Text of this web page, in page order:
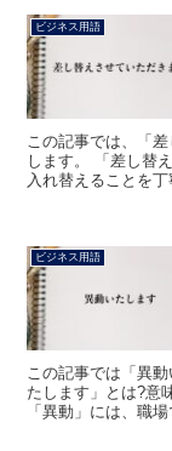
ビジネス用語
この記事では、「
します。 「差し替
入れ替えることを
ビジネス用語
この記事では「異
たします」とは?意
「異動」には、職